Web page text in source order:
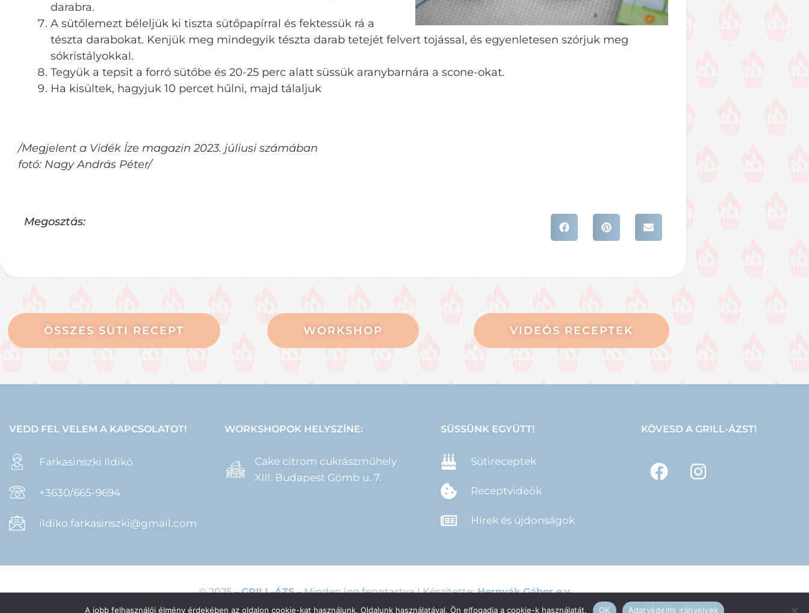
darabra.
A sütőlemezt béleljük ki tiszta sütőpapírral és fektessük rá a
tészta darabokat. Kenjük meg mindegyik tészta darab tetejét felvert tojással, és egyenletesen szórjuk meg
sókristályokkal.
Tegyük a tepsit a forró sütőbe és 20-25 perc alatt süssük aranybarnára a scone-okat.
Ha kisültek, hagyjuk 10 percet hűlni, majd tálaljuk
/Megjelent a Vidék Íze magazin 2023. júliusi számában
fotó: Nagy András Péter/
Megosztás:
ÖSSZES SÜTI RECEPT WORKSHOP VIDEÓS RECEPTEK
VEDD FEL VELEM A KAPCSOLATOT!
Farkasinszki Ildikó
+3630/665-9694
ildiko.farkasinszki@gmail.com
WORKSHOPOK HELYSZÍNE:
Cake citrom cukrászműhely
XIII. Budapest Gömb u. 7.
SÜSSÜNK EGYÜTT!
Sütireceptek
Receptvideók
Hírek és újdonságok
KÖVESD A GRILL-ÁZST!
© 2025 –GRILL-ÁZS– Minden jog fenntartva | Készítette:Hernyák Gábor e.v.
A jobb felhasználói élmény érdekében az oldalon cookie-kat használunk. Oldalunk használatával, Ön elfogadja a cookie-k használatát. OK Adatvédelmi irányelvek